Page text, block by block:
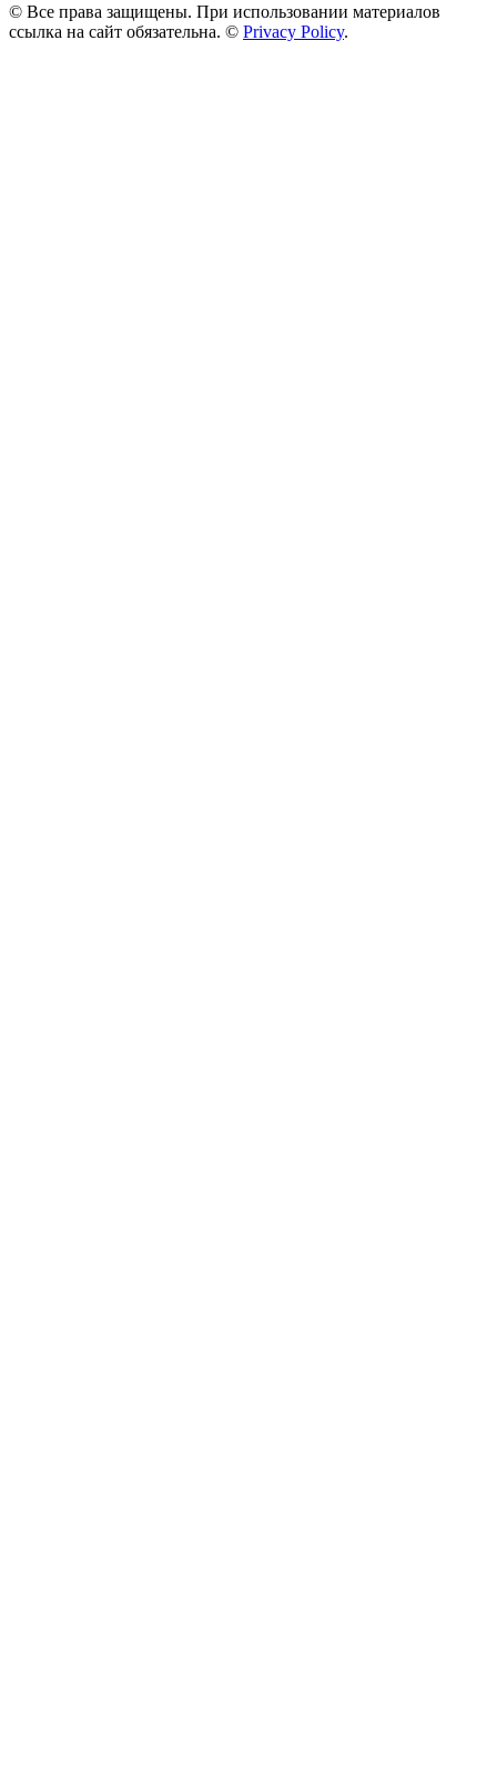
© Все права защищены. При использовании материалов
ссылка на сайт обязательна. © Privacy Policy.